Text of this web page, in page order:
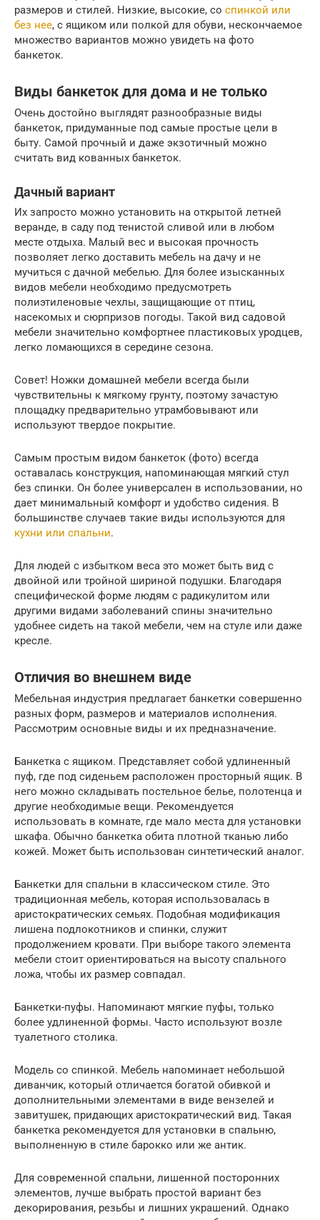
размеров и стилей. Низкие, высокие, со спинкой или
без нее, с ящиком или полкой для обуви, нескончаемое
множество вариантов можно увидеть на фото
банкеток.
Виды банкеток для дома и не только
Очень достойно выглядят разнообразные виды
банкеток, придуманные под самые простые цели в
быту. Самой прочный и даже экзотичный можно
считать вид кованных банкеток.
Дачный вариант
Их запросто можно установить на открытой летней
веранде, в саду под тенистой сливой или в любом
месте отдыха. Малый вес и высокая прочность
позволяет легко доставить мебель на дачу и не
мучиться с дачной мебелью. Для более изысканных
видов мебели необходимо предусмотреть
полиэтиленовые чехлы, защищающие от птиц,
насекомых и сюрпризов погоды. Такой вид садовой
мебели значительно комфортнее пластиковых уродцев,
легко ломающихся в середине сезона.
Совет! Ножки домашней мебели всегда были
чувствительны к мягкому грунту, поэтому зачастую
площадку предварительно утрамбовывают или
используют твердое покрытие.
Самым простым видом банкеток (фото) всегда
оставалась конструкция, напоминающая мягкий стул
без спинки. Он более универсален в использовании, но
дает минимальный комфорт и удобство сидения. В
большинстве случаев такие виды используются для
кухни или спальни.
Для людей с избытком веса это может быть вид с
двойной или тройной шириной подушки. Благодаря
специфической форме людям с радикулитом или
другими видами заболеваний спины значительно
удобнее сидеть на такой мебели, чем на стуле или даже
кресле.
Отличия во внешнем виде
Мебельная индустрия предлагает банкетки совершенно
разных форм, размеров и материалов исполнения.
Рассмотрим основные виды и их предназначение.
Банкетка с ящиком. Представляет собой удлиненный
пуф, где под сиденьем расположен просторный ящик. В
него можно складывать постельное белье, полотенца и
другие необходимые вещи. Рекомендуется
использовать в комнате, где мало места для установки
шкафа. Обычно банкетка обита плотной тканью либо
кожей. Может быть использован синтетический аналог.
Банкетки для спальни в классическом стиле. Это
традиционная мебель, которая использовалась в
аристократических семьях. Подобная модификация
лишена подлокотников и спинки, служит
продолжением кровати. При выборе такого элемента
мебели стоит ориентироваться на высоту спального
ложа, чтобы их размер совпадал.
Банкетки-пуфы. Напоминают мягкие пуфы, только
более удлиненной формы. Часто используют возле
туалетного столика.
Модель со спинкой. Мебель напоминает небольшой
диванчик, который отличается богатой обивкой и
дополнительными элементами в виде вензелей и
завитушек, придающих аристократический вид. Такая
банкетка рекомендуется для установки в спальню,
выполненную в стиле барокко или же антик.
Для современной спальни, лишенной посторонних
элементов, лучше выбрать простой вариант без
декорирования, резьбы и лишних украшений. Однако